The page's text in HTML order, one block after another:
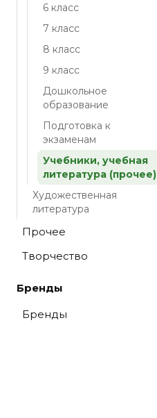
6 класс
7 класс
8 класс
9 класс
Дошкольное
образование
Подготовка к
экзаменам
Учебники, учебная
литература (прочее)
Художественная
литература
Прочее
Творчество
Бренды
Бренды